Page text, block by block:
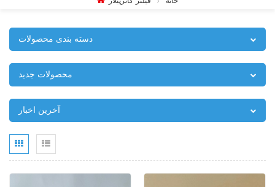
دسته بندی محصولات
محصولات جدید
آخرین اخبار